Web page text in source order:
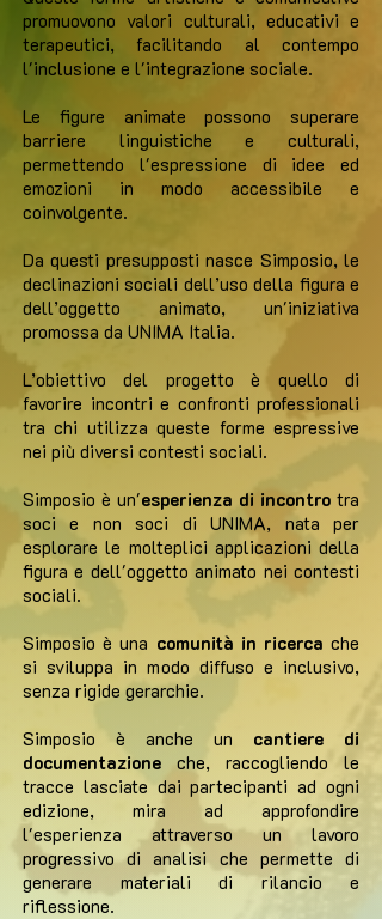
promuovono valori culturali, educativi e
terapeutici, facilitando al contempo
l'inclusione e l'integrazione sociale.
Le figure animate possono superare
barriere linguistiche e culturali,
permettendo l'espressione di idee ed
emozioni in modo accessibile e
coinvolgente.
Da questi presupposti nasce Simposio, le
declinazioni sociali dell’uso della figura e
dell’oggetto animato, un'iniziativa
promossa da UNIMA Italia.
L’obiettivo del progetto è quello di
favorire incontri e confronti professionali
tra chi utilizza queste forme espressive
nei più diversi contesti sociali.
Simposio è un'esperienza di incontro tra
soci e non soci di UNIMA, nata per
esplorare le molteplici applicazioni della
figura e dell'oggetto animato nei contesti
sociali.
Simposio è una comunità in ricerca che
si sviluppa in modo diffuso e inclusivo,
senza rigide gerarchie.
Simposio è anche un cantiere di
documentazione che, raccogliendo le
tracce lasciate dai partecipanti ad ogni
edizione, mira ad approfondire
l'esperienza attraverso un lavoro
progressivo di analisi che permette di
generare materiali di rilancio e
riflessione.